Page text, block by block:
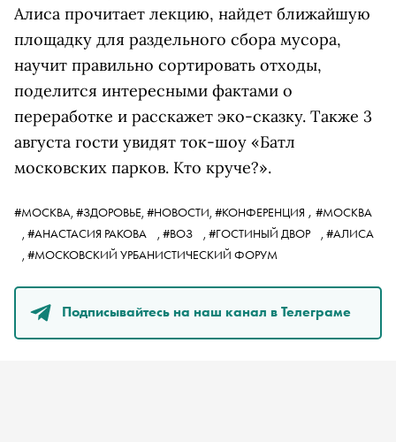
Алиса прочитает лекцию, найдет ближайшую
площадку для раздельного сбора мусора,
научит правильно сортировать отходы,
поделится интересными фактами о
переработке и расскажет эко-сказку. Также 3
августа гости увидят ток-шоу «Батл
московских парков. Кто круче?».
#МОСКВА, #ЗДОРОВЬЕ, #НОВОСТИ, #КОНФЕРЕНЦИЯ , #МОСКВА
, #АНАСТАСИЯ РАКОВА , #ВОЗ , #ГОСТИНЫЙ ДВОР , #АЛИСА
, #МОСКОВСКИЙ УРБАНИСТИЧЕСКИЙ ФОРУМ
Подписывайтесь на наш канал в Телеграме